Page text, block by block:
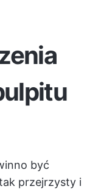
być
przejrzysty i